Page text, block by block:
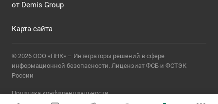
от Demis Group
Карта сайта
© 2026 ООО «ПНК» – Интеграторы решений в сфере
информационной безопасности. Лицензиат ФСБ и ФСТЭК
России
Политика конфиденциальности